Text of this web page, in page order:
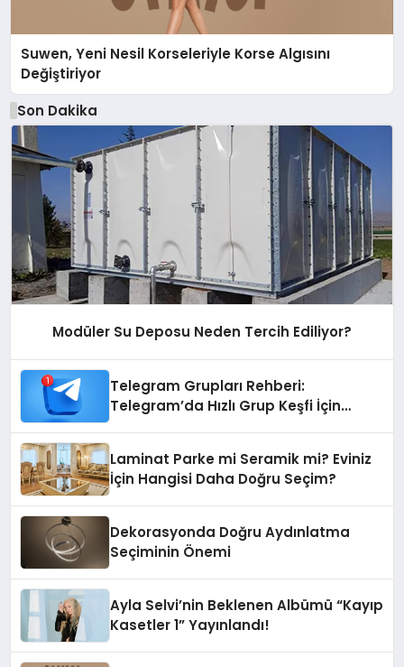
Suwen, Yeni Nesil Korseleriyle Korse Algısını
Değiştiriyor
Son Dakika
Modüler Su Deposu Neden Tercih Ediliyor?
Telegram Grupları Rehberi:
Telegram’da Hızlı Grup Keşfi İçin
Laminat Parke mi Seramik mi? Eviniz
İçin Hangisi Daha Doğru Seçim?
Dekorasyonda Doğru Aydınlatma
Seçiminin Önemi
Ayla Selvi’nin Beklenen Albümü “Kayıp
Kasetler 1” Yayınlandı!